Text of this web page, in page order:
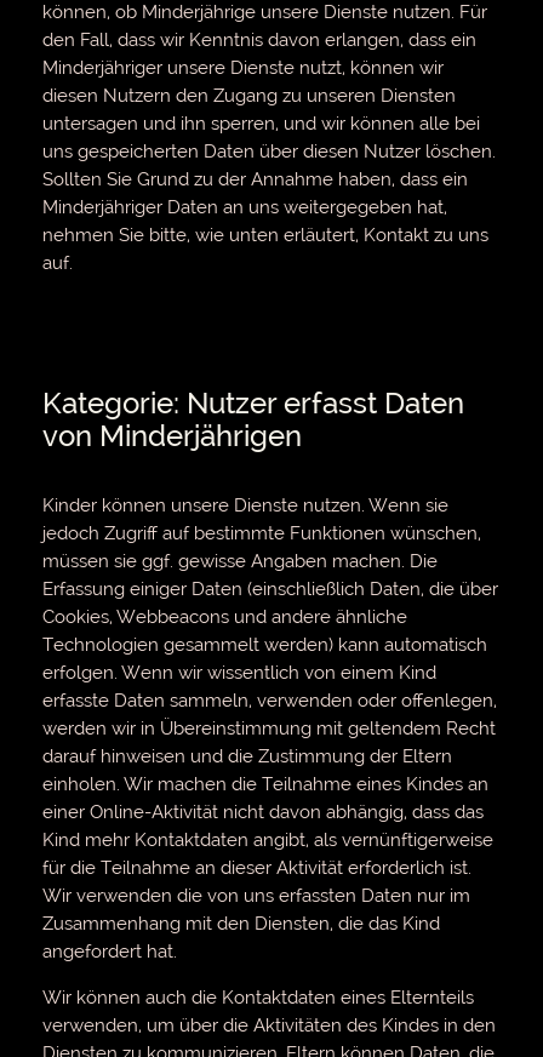
können, ob Minderjährige unsere Dienste nutzen. Für
den Fall, dass wir Kenntnis davon erlangen, dass ein
Minderjähriger unsere Dienste nutzt, können wir
diesen Nutzern den Zugang zu unseren Diensten
untersagen und ihn sperren, und wir können alle bei
uns gespeicherten Daten über diesen Nutzer löschen.
Sollten Sie Grund zu der Annahme haben, dass ein
Minderjähriger Daten an uns weitergegeben hat,
nehmen Sie bitte, wie unten erläutert, Kontakt zu uns
auf.
Kategorie: Nutzer erfasst Daten
von Minderjährigen
Kinder können unsere Dienste nutzen. Wenn sie
jedoch Zugriff auf bestimmte Funktionen wünschen,
müssen sie ggf. gewisse Angaben machen. Die
Erfassung einiger Daten (einschließlich Daten, die über
Cookies, Webbeacons und andere ähnliche
Technologien gesammelt werden) kann automatisch
erfolgen. Wenn wir wissentlich von einem Kind
erfasste Daten sammeln, verwenden oder offenlegen,
werden wir in Übereinstimmung mit geltendem Recht
darauf hinweisen und die Zustimmung der Eltern
einholen. Wir machen die Teilnahme eines Kindes an
einer Online-Aktivität nicht davon abhängig, dass das
Kind mehr Kontaktdaten angibt, als vernünftigerweise
für die Teilnahme an dieser Aktivität erforderlich ist.
Wir verwenden die von uns erfassten Daten nur im
Zusammenhang mit den Diensten, die das Kind
angefordert hat.
Wir können auch die Kontaktdaten eines Elternteils
verwenden, um über die Aktivitäten des Kindes in den
Diensten zu kommunizieren. Eltern können Daten, die